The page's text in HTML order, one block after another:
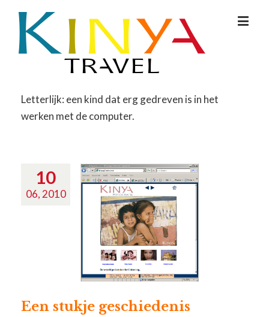
Letterlijk: een kind dat erg gedreven is in het
werken met de computer.
10
06, 2010
Een stukje geschiedenis